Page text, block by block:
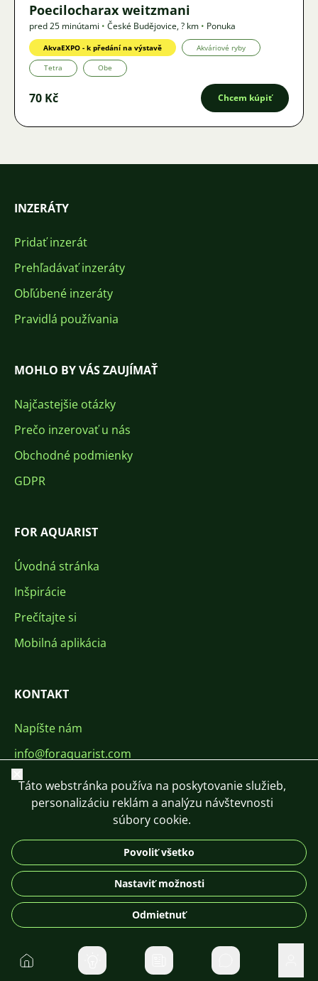
Poecilocharax weitzmani
pred 25 minútami • České Budějovice,? km • Ponuka
AkvaEXPO - k předání na výstavě Akváriové ryby
Tetra Obe
70 Kč Chcem kúpiť
INZERÁTY
Pridať inzerát
Prehľadávať inzeráty
Obľúbené inzeráty
Pravidlá používania
MOHLO BY VÁS ZAUJÍMAŤ
Najčastejšie otázky
Prečo inzerovať u nás
Obchodné podmienky
GDPR
FOR AQUARIST
Úvodná stránka
Inšpirácie
Prečítajte si
Mobilná aplikácia
KONTAKT
Napíšte nám
info@foraquarist.com
+420 603 449 602
DE
© 2026 For Aquarist
Domov Súkromné správy
Zavrieť
Táto webstránka používa na poskytovanie služieb,
personalizáciu reklám a analýzu návštevnosti
súbory cookie.
Povoliť všetko
Nastaviť možnosti
Odmietnuť